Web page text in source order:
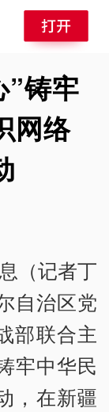
”铸牢
网络
（记者丁
自治区党
部联合主
牢中华民
，在新疆